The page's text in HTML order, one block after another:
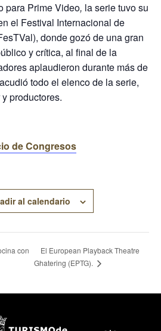
para Prime Video, la serie tuvo su
el Festival Internacional de
donde gozó de una gran
y crítica, al final de la
aplaudieron durante más de
todo el elenco de la serie,
productores.
de Congresos
al calendario
con
El European Playback Theatre
Ghatering (EPTG).